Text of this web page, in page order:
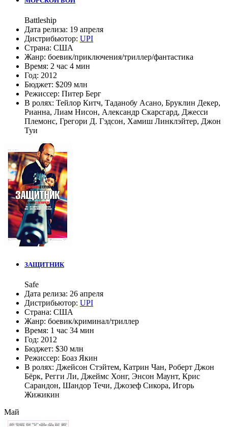
Battleship
Дата релиза: 19 апреля
Дистрибьютор: UPI
Страна: США
Жанр: боевик/приключения/триллер/фантастика
Время: 2 час 4 мин
Год: 2012
Бюджет: $209 млн
Режиссер: Питер Берг
В ролях: Тейлор Китч, Таданобу Асано, Бруклин Декер,
Рианна, Лиам Нисон, Александр Скарсгард, Джесси
Племонс, Грегори Д. Гэдсон, Хамиш Линклэйтер, Джон
Туи
ЗАЩИТНИК
Safe
Дата релиза: 26 апреля
Дистрибьютор: UPI
Страна: США
Жанр: боевик/криминал/триллер
Время: 1 час 34 мин
Год: 2012
Бюджет: $30 млн
Режиссер: Боаз Якин
В ролях: Джейсон Стэйтем, Катрин Чан, Роберт Джон
Бёрк, Регги Ли, Джеймс Хонг, Энсон Маунт, Крис
Сарандон, Шандор Течи, Джозеф Сикора, Игорь
Жижикин
Май